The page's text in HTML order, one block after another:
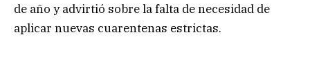
de año y advirtió sobre la falta de necesidad de
aplicar nuevas cuarentenas estrictas.